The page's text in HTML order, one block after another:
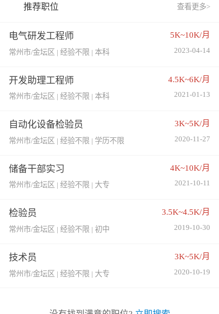
推荐职位 查看更多>
电气研发工程师 5K~10K/月
常州市/金坛区 | 经验不限 | 本科 2023-04-14
开发助理工程师 4.5K~6K/月
常州市/金坛区 | 经验不限 | 本科 2021-01-13
自动化设备检验员 3K~5K/月
常州市/金坛区 | 经验不限 | 学历不限 2020-11-27
储备干部实习 4K~10K/月
常州市/金坛区 | 经验不限 | 大专 2021-10-11
检验员 3.5K~4.5K/月
常州市/金坛区 | 经验不限 | 初中 2019-10-30
技术员 3K~5K/月
常州市/金坛区 | 经验不限 | 大专 2020-10-19